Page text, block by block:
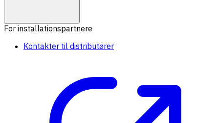
For installationspartnere
Kontakter til distributører